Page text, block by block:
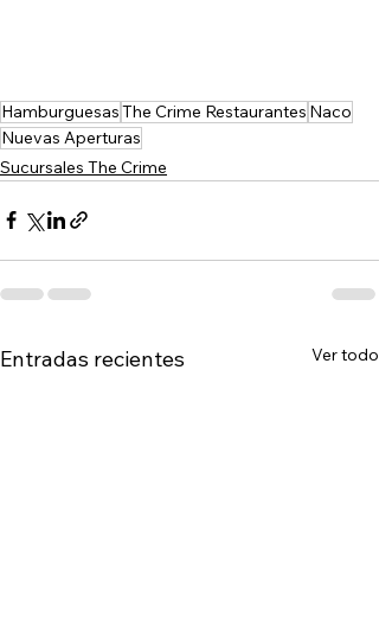
HamburguesasThe Crime Restaurantes Naco
Nuevas Aperturas
Sucursales The Crime
Entradas recientes Ver todo